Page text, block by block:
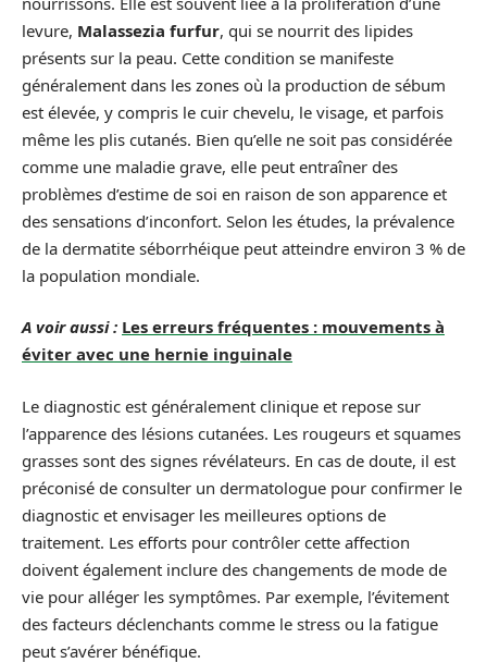
levure, Malassezia furfur, qui se nourrit des lipides
présents sur la peau. Cette condition se manifeste
généralement dans les zones où la production de sébum
est élevée, y compris le cuir chevelu, le visage, et parfois
même les plis cutanés. Bien qu’elle ne soit pas considérée
comme une maladie grave, elle peut entraîner des
problèmes d’estime de soi en raison de son apparence et
des sensations d’inconfort. Selon les études, la prévalence
de la dermatite séborrhéique peut atteindre environ 3 % de
la population mondiale.
A voir aussi : Les erreurs fréquentes : mouvements à
éviter avec une hernie inguinale
Le diagnostic est généralement clinique et repose sur
l’apparence des lésions cutanées. Les rougeurs et squames
grasses sont des signes révélateurs. En cas de doute, il est
préconisé de consulter un dermatologue pour confirmer le
diagnostic et envisager les meilleures options de
traitement. Les efforts pour contrôler cette affection
doivent également inclure des changements de mode de
vie pour alléger les symptômes. Par exemple, l’évitement
des facteurs déclenchants comme le stress ou la fatigue
peut s’avérer bénéfique.